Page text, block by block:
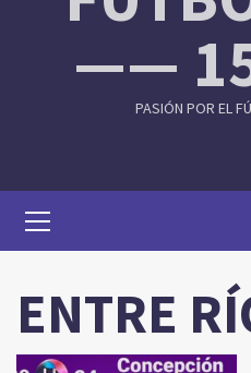
——
PASIÓN POR EL
Menu
ENTRE